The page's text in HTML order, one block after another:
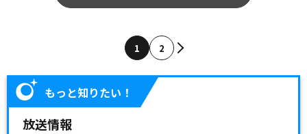
1 2
もっと知りたい！
放送情報